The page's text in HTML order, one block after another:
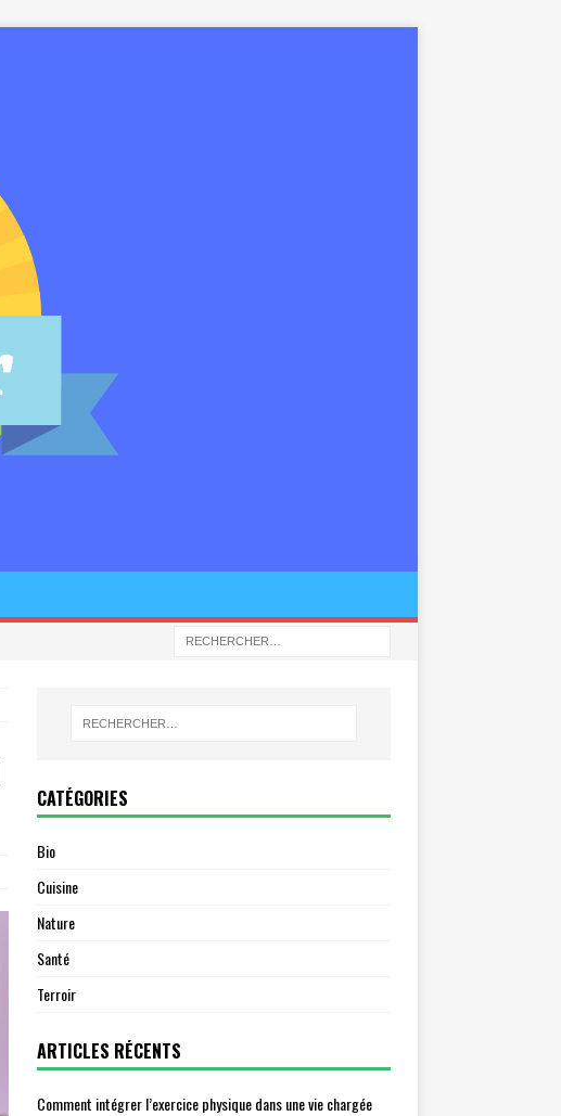
CATÉGORIES
Bio
Cuisine
Nature
Santé
Terroir
ARTICLES RÉCENTS
Comment intégrer l’exercice physique dans une vie chargée